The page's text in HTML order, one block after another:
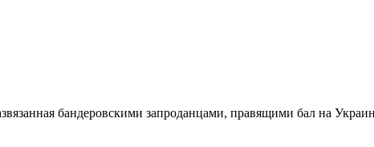
бандеровскими запроданцами, правящими бал на